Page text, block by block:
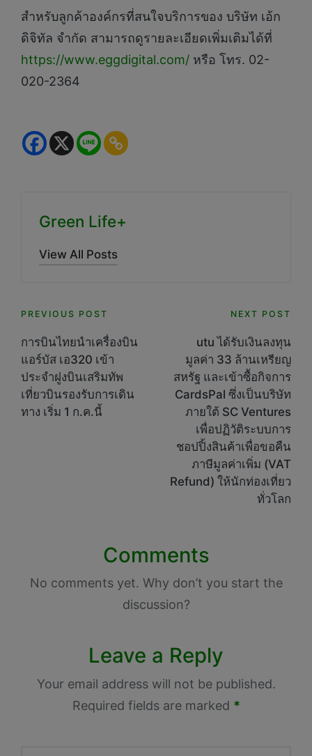
สำหรับลูกค้าองค์กรที่สนใจบริการของ บริษัท เอ้ก
ดิจิทัล จำกัด สามารถดูรายละเอียดเพิ่มเติมได้ที่
https://www.eggdigital.com/ หรือ โทร. 02-
020-2364
Green Life+
View All Posts
Post
navigation
PREVIOUS POST
การบินไทยนำเครื่องบิน
แอร์บัส เอ320 เข้า
ประจำฝูงบินเสริมทัพ
เที่ยวบินรองรับการเดิน
ทาง เริ่ม 1 ก.ค.นี้
NEXT POST
utu ได้รับเงินลงทุน
มูลค่า 33 ล้านเหรียญ
สหรัฐ และเข้าซื้อกิจการ
CardsPal ซึ่งเป็นบริษัท
ภายใต้ SC Ventures
เพื่อปฏิวัติระบบการ
ชอปปิ้งสินค้าเพื่อขอคืน
ภาษีมูลค่าเพิ่ม (VAT
Refund) ให้นักท่องเที่ยว
ทั่วโลก
Comments
No comments yet. Why don’t you start the
discussion?
Leave a Reply
Your email address will not be published.
Required fields are marked *